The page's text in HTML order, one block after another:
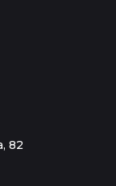
82